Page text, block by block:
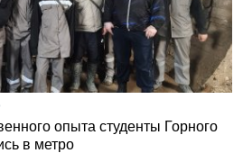
опыта студенты Горного
в метро